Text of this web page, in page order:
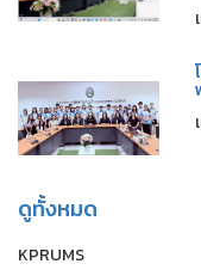
ดูทั้งหมด
KPRUMS